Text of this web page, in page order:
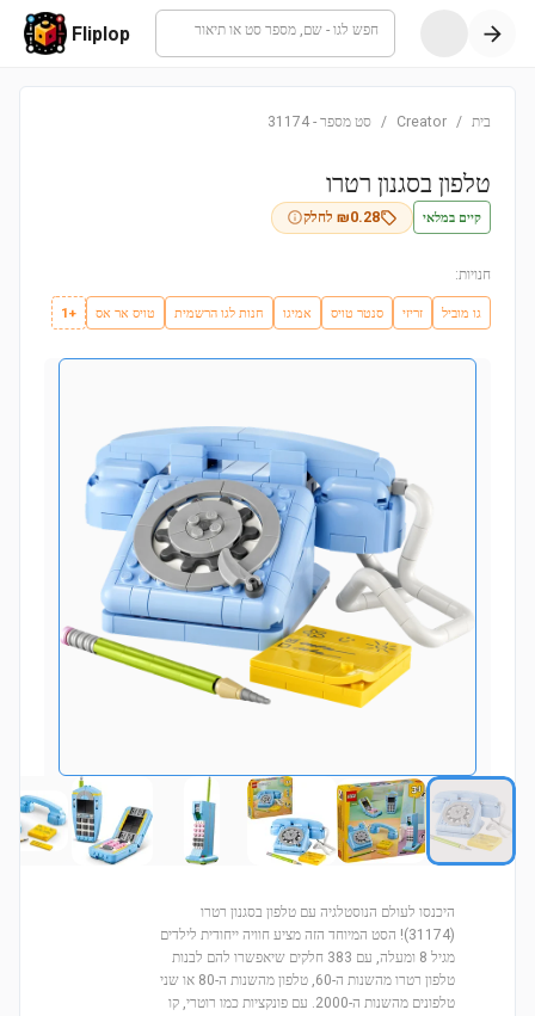
חפש לגו - שם, מספר סט או תיאור Fliplop
בית /
Creator
/ סט מספר -
31174
טלפון בסגנון רטרו
קיים במלאי ₪0.28 לחלק
חנויות:
גו מוביל זריזי סנטר טויס אמיגו חנות לגו הרשמית טויס אר אס +1
היכנסו לעולם הנוסטלגיה עם טלפון בסגנון רטרו
(31174)! הסט המיוחד הזה מציע חוויה ייחודית לילדים
מגיל 8 ומעלה, עם 383 חלקים שיאפשרו להם לבנות
טלפון רטרו מהשנות ה-60, טלפון מהשנות ה-80 או שני
טלפונים מהשנות ה-2000. עם פונקציות כמו רוטרי, קו